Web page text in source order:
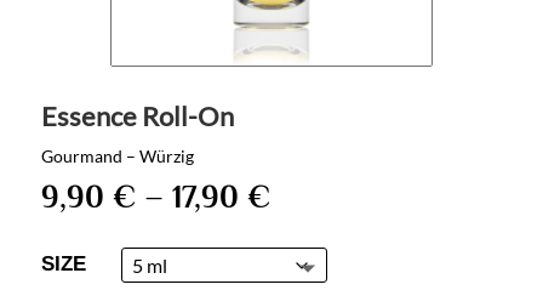
Essence Roll-On
Gourmand – Würzig
9,90 € – 17,90 €
SIZE